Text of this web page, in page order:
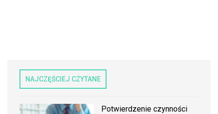
NAJCZĘŚCIEJ CZYTANE
Potwierdzenie czynności